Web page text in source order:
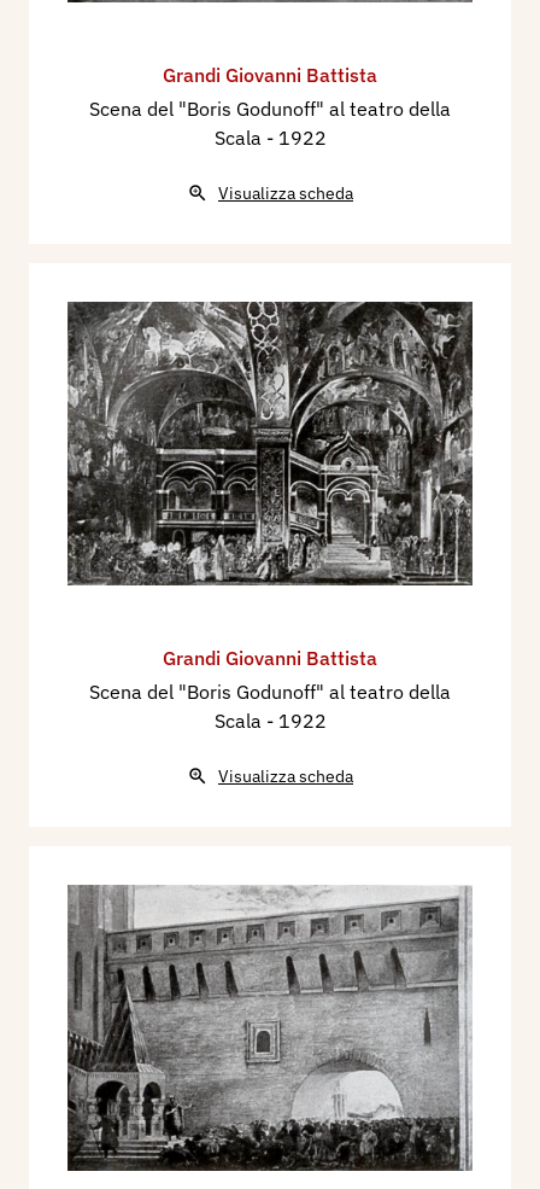
Grandi Giovanni Battista
Scena del "Boris Godunoff" al teatro della
Scala - 1922
Visualizza scheda
Grandi Giovanni Battista
Scena del "Boris Godunoff" al teatro della
Scala - 1922
Visualizza scheda